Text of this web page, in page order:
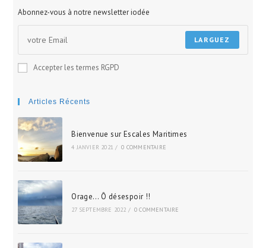
Abonnez-vous à notre newsletter iodée
LARGUEZ
Accepter les termes RGPD
Articles Récents
Bienvenue sur Escales Maritimes
4 JANVIER 2021 / 0 COMMENTAIRE
Orage… Ô désespoir !!
27 SEPTEMBRE 2022 / 0 COMMENTAIRE